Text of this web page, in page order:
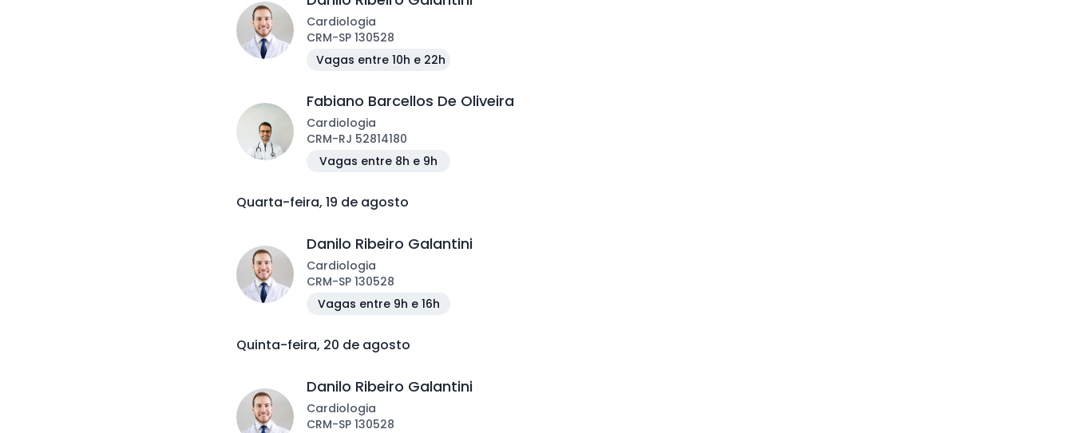
Cardiologia
CRM-SP 130528
Vagas entre 10h e 22h
Fabiano Barcellos De Oliveira
Cardiologia
CRM-RJ 52814180
Vagas entre 8h e 9h
Quarta-feira, 19 de agosto
Danilo Ribeiro Galantini
Cardiologia
CRM-SP 130528
Vagas entre 9h e 16h
Quinta-feira, 20 de agosto
Danilo Ribeiro Galantini
Cardiologia
CRM-SP 130528